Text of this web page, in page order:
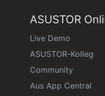
ASUSTOR
Live Demo
ASUSTOR-Kolleg
Community
Aus App Central